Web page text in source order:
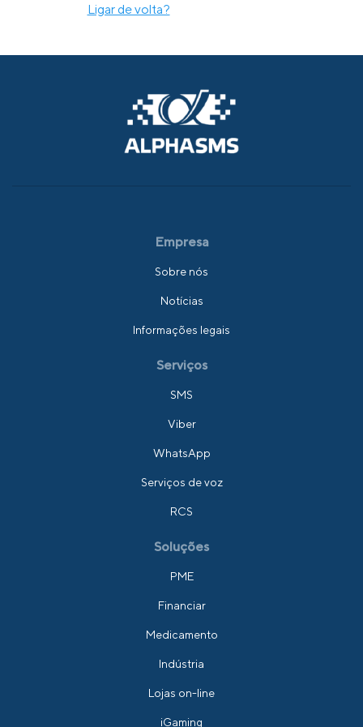
Ligar de volta?
Empresa
Sobre nós
Notícias
Informações legais
Serviços
SMS
Viber
WhatsApp
Serviços de voz
RCS
Soluções
PME
Financiar
Medicamento
Indústria
Lojas on-line
iGaming